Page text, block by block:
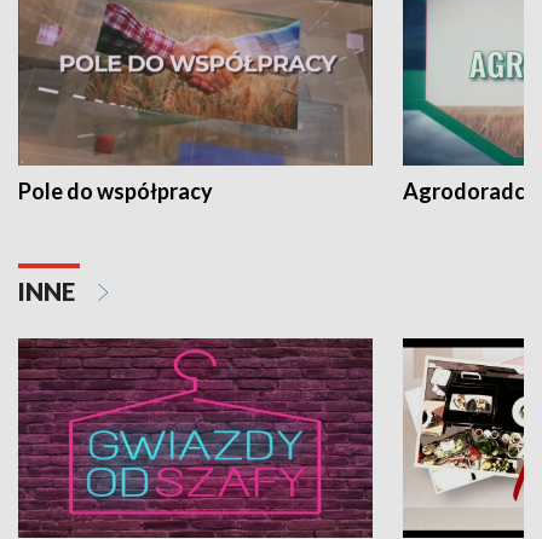
Pole do współpracy Agrodoradcy
INNE